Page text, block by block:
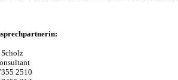
2510